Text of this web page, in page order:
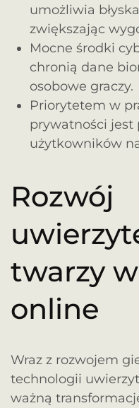
umożliwia
zwiększając
Mocne środki
chronią dane
osobowe graczy.
Priorytetem w
prywatności jest
użytkowników
Rozwój
twarzy
online
Wraz z rozwojem
technologii
ważną